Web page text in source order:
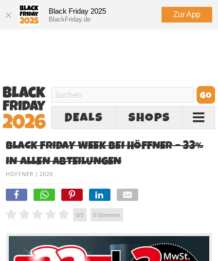
Black Friday 2025
BlackFriday.de
Zur App
DEALS SHOPS
BLACK FRIDAY WEEK BEI HÖFFNER – 33%
IN ALLEN ABTEILUNGEN
HÖFFNER | 2020
0/5 0 Stimmen